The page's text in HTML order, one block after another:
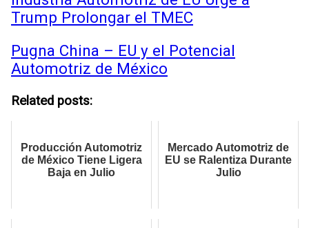
Trump Prolongar el TMEC
Pugna China – EU y el Potencial
Automotriz de México
Related posts:
Producción Automotriz
de México Tiene Ligera
Baja en Julio
Mercado Automotriz de
EU se Ralentiza Durante
Julio